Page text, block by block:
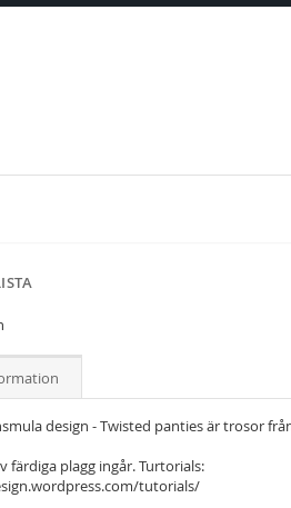
design -Twisted panties är trosor
färdiga plagg ingår.Turtorials:
tutorials/